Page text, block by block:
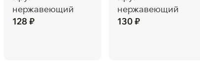
нержавеющий
128₽
нержавеющий
130₽